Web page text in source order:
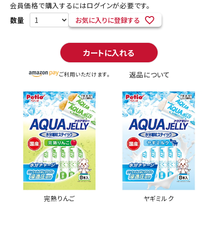
会員価格で購入するにはログインが必要です。
お気に入りに登録する
カートに入れる
ご利用いただけます。 返品について
完熟りんご ヤギミルク